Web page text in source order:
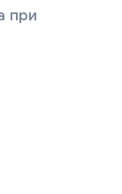
при